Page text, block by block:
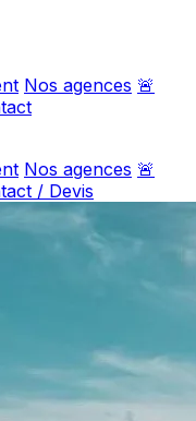
Nos agences 🚨
Nos agences 🚨
/ Devis